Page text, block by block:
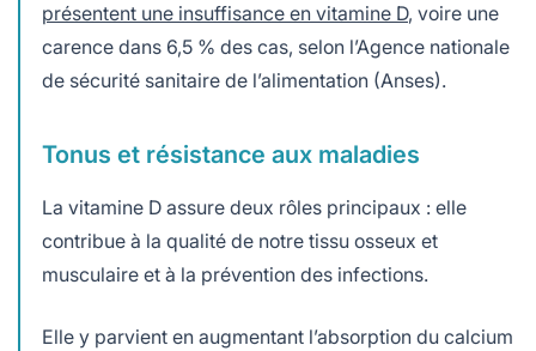
présentent une insuffisance en vitamine D, voire une
carence dans 6,5 % des cas, selon l’Agence nationale
de sécurité sanitaire de l’alimentation (Anses).
Tonus et résistance aux maladies
La vitamine D assure deux rôles principaux : elle
contribue à la qualité de notre tissu osseux et
musculaire et à la prévention des infections.
Elle y parvient en augmentant l’absorption du calcium